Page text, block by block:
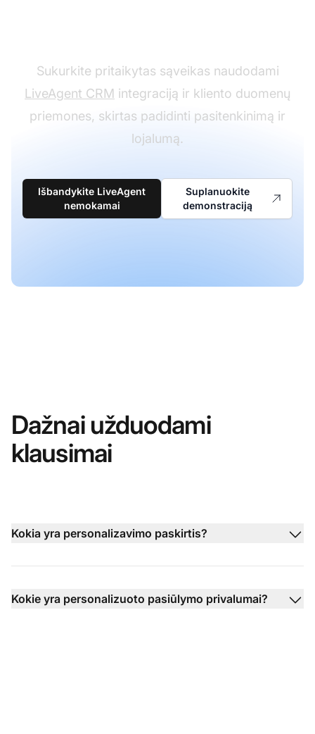
Sukurkite pritaikytas sąveikas naudodami
LiveAgent CRM integraciją ir kliento duomenų
priemones, skirtas padidinti pasitenkinimą ir
lojalumą.
Išbandykite LiveAgent
nemokamai
Suplanuokite
demonstraciją
Dažnai užduodami
klausimai
Kokia yra personalizavimo paskirtis?
Kokie yra personalizuoto pasiūlymo privalumai?